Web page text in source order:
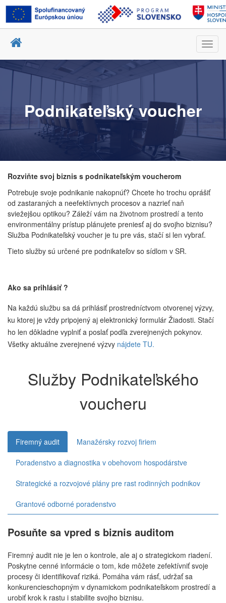
Podnikateľský voucher
Rozviňte svoj biznis s podnikateľským voucherom
Potrebuje svoje podnikanie nakopnúť? Chcete ho trochu oprášiť
od zastaraných a neefektívnych procesov a nazrieť naň
sviežejšou optikou? Záleží vám na životnom prostredí a tento
environmentálny prístup plánujete preniesť aj do svojho biznisu?
Služba Podnikateľský voucher je tu pre vás, stačí si len vybrať.
Tieto služby sú určené pre podnikateľov so sídlom v SR.
Ako sa prihlásiť ?
Na každú službu sa dá prihlásiť prostredníctvom otvorenej výzvy,
ku ktorej je vždy pripojený aj elektronický formulár Žiadosti. Stačí
ho len dôkladne vyplniť a poslať podľa zverejnených pokynov.
Všetky aktuálne zverejnené výzvy nájdete TU.
Služby Podnikateľského
voucheru
Firemný audit Manažérsky rozvoj firiem
Poradenstvo a diagnostika v obehovom hospodárstve
Strategické a rozvojové plány pre rast rodinných podnikov
Grantové odborné poradenstvo
Posuňte sa vpred s biznis auditom
Firemný audit nie je len o kontrole, ale aj o strategickom riadení.
Poskytne cenné informácie o tom, kde môžete zefektívniť svoje
procesy či identifikovať riziká. Pomáha vám rásť, udržať sa
konkurencieschopným v dynamickom podnikateľskom prostredí a
urobiť krok k rastu i stabilite svojho biznisu.